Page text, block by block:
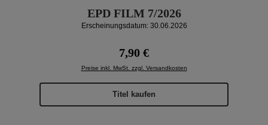
EPD FILM 7/2026
Erscheinungsdatum: 30.06.2026
Regulärer Preis:
7,90 €
Preise inkl. MwSt. zzgl. Versandkosten
Titel kaufen